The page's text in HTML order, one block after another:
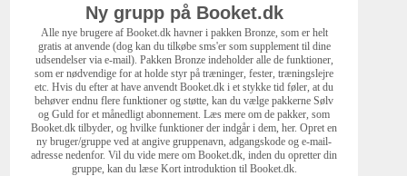
Ny grupp på Booket.dk
Alle nye brugere af Booket.dk havner i pakken Bronze, som er helt
gratis at anvende (dog kan du tilkøbe sms'er som supplement til dine
udsendelser via e-mail). Pakken Bronze indeholder alle de funktioner,
som er nødvendige for at holde styr på træninger, fester, træningslejre
etc. Hvis du efter at have anvendt Booket.dk i et stykke tid føler, at du
behøver endnu flere funktioner og støtte, kan du vælge pakkerne Sølv
og Guld for et månedligt abonnement. Læs mere om de pakker, som
Booket.dk tilbyder, og hvilke funktioner der indgår i dem, her. Opret en
ny bruger/gruppe ved at angive gruppenavn, adgangskode og e-mail-
adresse nedenfor. Vil du vide mere om Booket.dk, inden du opretter din
gruppe, kan du læse Kort introduktion til Booket.dk.